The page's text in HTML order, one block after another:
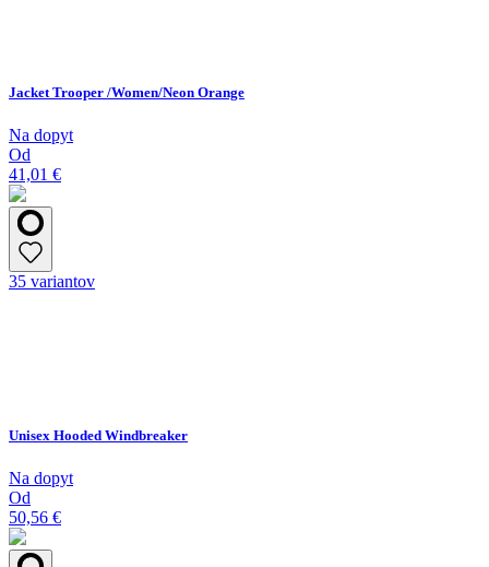
Jacket Trooper /Women/Neon Orange
Na dopyt
Od
41,01 €
35 variantov
Unisex Hooded Windbreaker
Na dopyt
Od
50,56 €